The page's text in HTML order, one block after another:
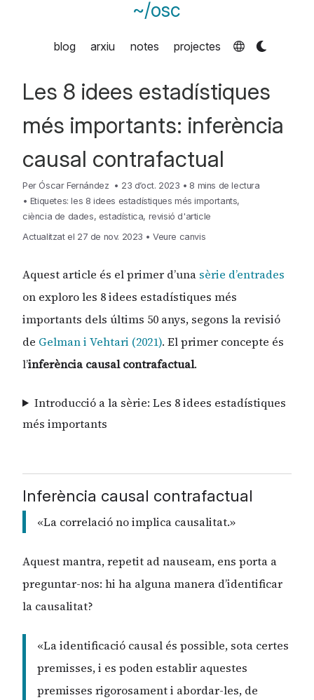
~/osc
blog arxiu notes projectes
Les 8 idees estadístiques
més importants: inferència
causal contrafactual
Per Óscar Fernández • 23 d’oct. 2023 • 8 mins de lectura
• Etiquetes:les 8 idees estadístiques més importants,
ciència de dades, estadística, revisió d'article
Actualitzat el 27 de nov. 2023 • Veure canvis
Aquest article és el primer d’una sèrie d’entrades
on exploro les 8 idees estadístiques més
importants dels últims 50 anys, segons la revisió
de Gelman i Vehtari (2021). El primer concepte és
l’inferència causal contrafactual.
Introducció a la sèrie: Les 8 idees estadístiques
més importants
Inferència causal contrafactual
«La correlació no implica causalitat.»
Aquest mantra, repetit ad nauseam, ens porta a
preguntar-nos: hi ha alguna manera d’identificar
la causalitat?
«La identificació causal és possible, sota certes
premisses, i es poden establir aquestes
premisses rigorosament i abordar-les, de